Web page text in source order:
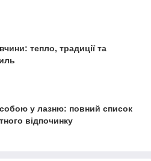
тепло, традиції та
у лазню: повний список
відпочинку